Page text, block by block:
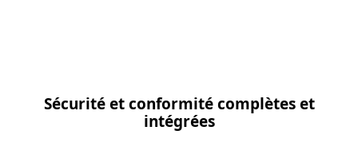
Sécurité et conformité complètes et
intégrées